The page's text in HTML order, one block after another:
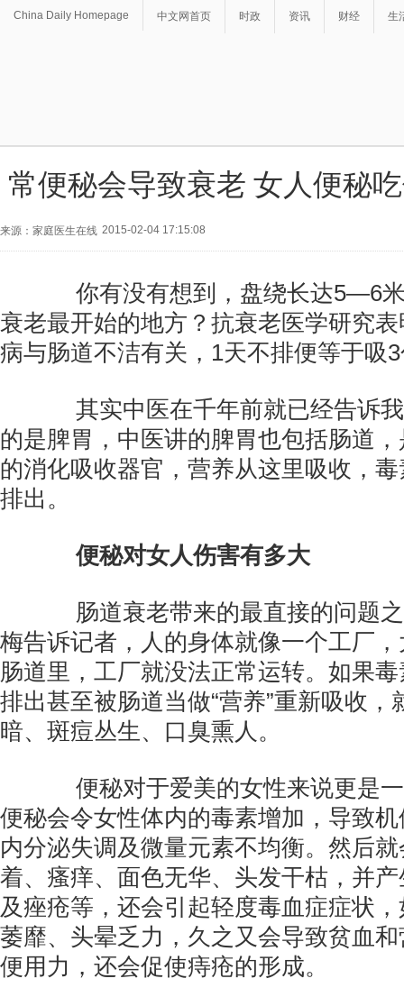
China Daily Homepage 中文网首页 时政 资讯 财经 生
常便秘会导致衰老 女人便秘
来源：家庭医生在线 2015-02-04 17:15:08
你有没有想到，盘绕长达5—6米
衰老最开始的地方？抗衰老医学研究
病与肠道不洁有关，1天不排便等于吸
其实中医在千年前就已经告诉我
的是脾胃，中医讲的脾胃也包括肠道
的消化吸收器官，营养从这里吸收，
排出。
便秘对女人伤害有多大
肠道衰老带来的最直接的问题之
梅告诉记者，人的身体就像一个工厂
肠道里，工厂就没法正常运转。如果
排出甚至被肠道当做“营养”重新吸收，
暗、斑痘丛生、口臭熏人。
便秘对于爱美的女性来说更是一
便秘会令女性体内的毒素增加，导致
内分泌失调及微量元素不均衡。然后
着、瘙痒、面色无华、头发干枯，并
及痤疮等，还会引起轻度毒血症症状
萎靡、头晕乏力，久之又会导致贫血
便用力，还会促使痔疮的形成。